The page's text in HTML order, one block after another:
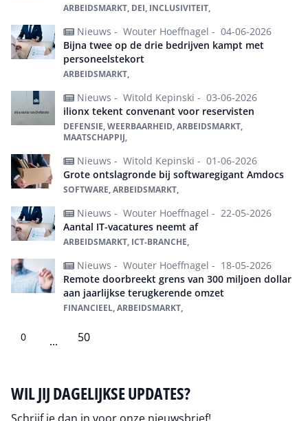
ARBEIDSMARKT, DEI, INCLUSIVITEIT,
Nieuws - Wouter Hoeffnagel - 04-06-2026
Bijna twee op de drie bedrijven kampt met
personeelstekort
ARBEIDSMARKT,
Nieuws - Witold Kepinski - 03-06-2026
ilionx tekent convenant voor reservisten
DEFENSIE, WEERBAARHEID, ARBEIDSMARKT,
MAATSCHAPPIJ,
Nieuws - Witold Kepinski - 01-06-2026
Grote ontslagronde bij softwaregigant Amdocs
SOFTWARE, ARBEIDSMARKT,
Nieuws - Wouter Hoeffnagel - 22-05-2026
Aantal IT-vacatures neemt af
ARBEIDSMARKT, ICT-BRANCHE,
Nieuws - Wouter Hoeffnagel - 18-05-2026
Remote doorbreekt grens van 300 miljoen dollar
aan jaarlijkse terugkerende omzet
FINANCIEEL, ARBEIDSMARKT,
0 ... 50
WIL JIJ DAGELIJKSE UPDATES?